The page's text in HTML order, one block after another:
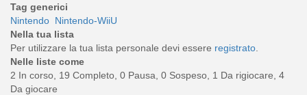
Tag generici
Nintendo Nintendo-WiiU
Nella tua lista
Per utilizzare la tua lista personale devi essere registrato
Nelle liste come
2 In corso, 19 Completo, 0 Pausa, 0 Sospeso, 1 Da rigiocare, 4
Da giocare